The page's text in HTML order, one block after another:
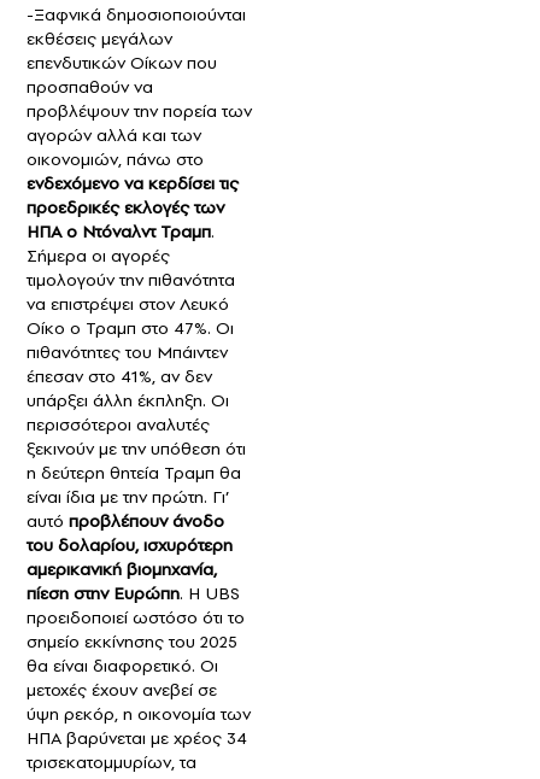
-Ξαφνικά δημοσιοποιούνται
εκθέσεις μεγάλων
επενδυτικών Οίκων που
προσπαθούν να
προβλέψουν την πορεία των
αγορών αλλά και των
οικονομιών, πάνω στο
ενδεχόμενο να κερδίσει τις
προεδρικές εκλογές των
ΗΠΑ ο Ντόναλντ Τραμπ.
Σήμερα οι αγορές
τιμολογούν την πιθανότητα
να επιστρέψει στον Λευκό
Οίκο ο Τραμπ στο 47%. Οι
πιθανότητες του Μπάιντεν
έπεσαν στο 41%, αν δεν
υπάρξει άλλη έκπληξη. Οι
περισσότεροι αναλυτές
ξεκινούν με την υπόθεση ότι
η δεύτερη θητεία Τραμπ θα
είναι ίδια με την πρώτη. Γι’
αυτό προβλέπουν άνοδο
του δολαρίου, ισχυρότερη
αμερικανική βιομηχανία,
πίεση στην Ευρώπη. Η UBS
προειδοποιεί ωστόσο ότι το
σημείο εκκίνησης του 2025
θα είναι διαφορετικό. Οι
μετοχές έχουν ανεβεί σε
ύψη ρεκόρ, η οικονομία των
ΗΠΑ βαρύνεται με χρέος 34
τρισεκατομμυρίων, τα